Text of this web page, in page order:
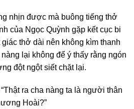
nhịn được mà buông tiếng thở
của Ngọc Quỳnh gặp kết cục bi
thở dài nên không kìm thanh
lại không để ý thấy rằng ngón
đột ngột siết chặt lại.
ra cha nàng ta là người thân
Hoài?”